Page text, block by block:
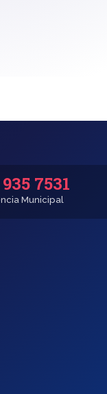
7531
Municipal